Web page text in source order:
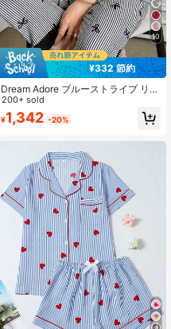
10
¥332 節約
Dream Adore ブルーストライプ リボ
ン柄パッチワーク コントラストカラ
ー ラペル 半袖 パンツ パジャマセッ
ト レディース
200+ sold
¥1,342 -20%